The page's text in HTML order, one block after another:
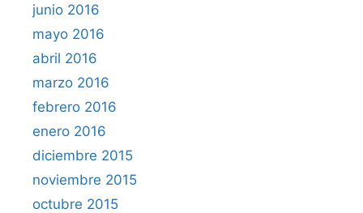
junio 2016
mayo 2016
abril 2016
marzo 2016
febrero 2016
enero 2016
diciembre 2015
noviembre 2015
octubre 2015